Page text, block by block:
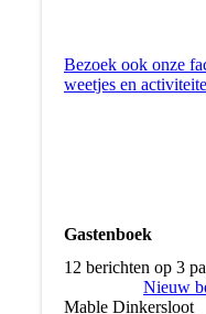
Bezoek ook onze
weetjes en
Gastenboek
12 berichten op 3
Nieuw
Mable Dinkersloot